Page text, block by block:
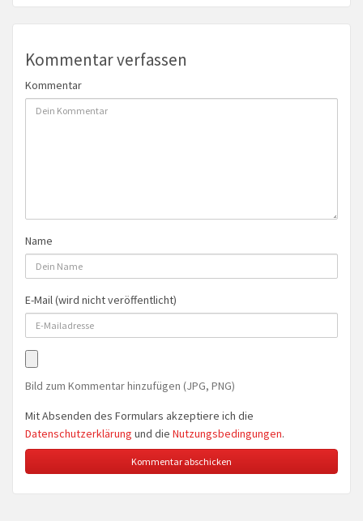
Kommentar verfassen
Kommentar
Name
E-Mail (wird nicht veröffentlicht)
Bild zum Kommentar hinzufügen (JPG, PNG)
Mit Absenden des Formulars akzeptiere ich die
Datenschutzerklärung und die Nutzungsbedingungen.